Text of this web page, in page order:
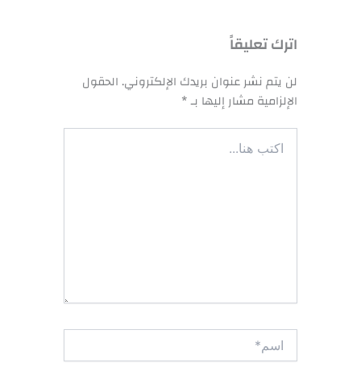
اترك تعليقاً
لن يتم نشر عنوان بريدك الإلكتروني.الحقول
الإلزامية مشار إليها بـ*
اكتب
هنا...
اسم*